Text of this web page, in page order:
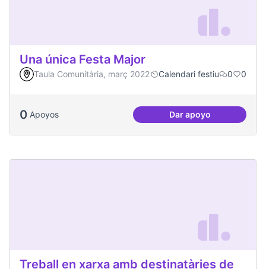
Una única Festa Major
Taula Comunitària, març 2022 Calendari festiu 0 0
0 Apoyos Dar apoyoUna única Festa
Treball en xarxa amb destinatàries de